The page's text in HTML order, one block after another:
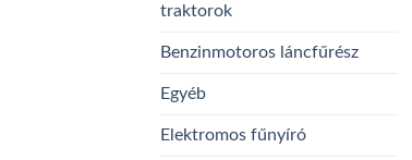
traktorok
Benzinmotoros láncfűrész
Egyéb
Elektromos fűnyíró